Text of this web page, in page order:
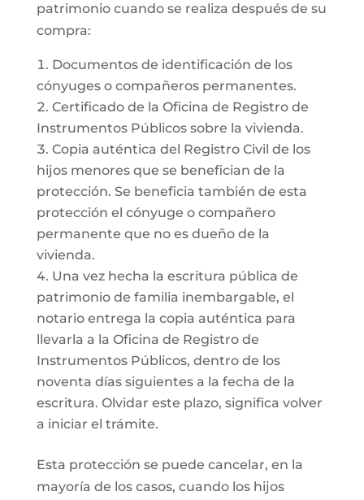
patrimonio cuando se realiza después de su
compra:
Documentos de identificación de los
cónyuges o compañeros permanentes.
Certificado de la Oficina de Registro de
Instrumentos Públicos sobre la vivienda.
Copia auténtica del Registro Civil de los
hijos menores que se benefician de la
protección. Se beneficia también de esta
protección el cónyuge o compañero
permanente que no es dueño de la
vivienda.
Una vez hecha la escritura pública de
patrimonio de familia inembargable, el
notario entrega la copia auténtica para
llevarla a la Oficina de Registro de
Instrumentos Públicos, dentro de los
noventa días siguientes a la fecha de la
escritura. Olvidar este plazo, significa volver
a iniciar el trámite.
Esta protección se puede cancelar, en la
mayoría de los casos, cuando los hijos